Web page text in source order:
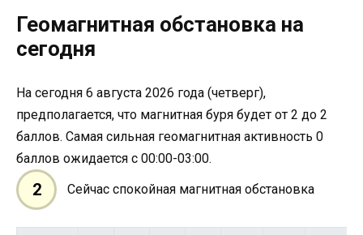
Геомагнитная обстановка на
сегодня
На сегодня 6 августа 2026 года (четверг),
предполагается, что магнитная буря будет от 2 до 2
баллов. Самая сильная геомагнитная активность 0
баллов ожидается с 00:00-03:00.
2 Сейчас спокойная магнитная обстановка